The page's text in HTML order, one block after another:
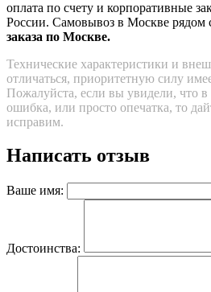
оплата по счету и корпоративные
России. Самовывоз в Москве рядом
заказа по Москве.
Технические характеристики и
отличаться, приоритетную силу
Пожалуйста, если вы увидели, что в
ошибка, или просто опечатка, то
исправим.
Написать отзыв
Ваше имя:
Достоинства: